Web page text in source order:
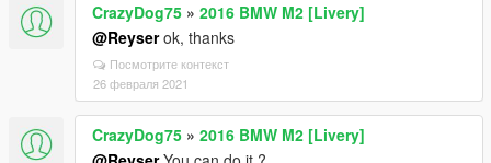
CrazyDog75 » 2016 BMW M2 [Livery]
@Reyserok, thanks
Посмотрите контекст
26 февраля 2021
CrazyDog75 » 2016 BMW M2 [Livery]